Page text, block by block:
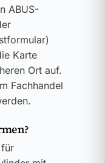
ABUS-
Karte
Ort auf.
Fachhandel